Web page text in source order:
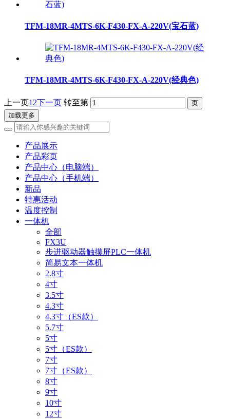
TFM-18MR-4MTS-6K-F430-FX-A-220V(宝石蓝)
TFM-18MR-4MTS-6K-F430-FX-A-220V(经典色)
上一页1 2下一页 转至第
加载更多
产品展示
产品彩页
产品中心（电脑端）
产品中心（手机端）
新品
特惠活动
温度控制
一体机
全部
FX3U
步进驱动器触摸屏PLC一体机
简易文本一体机
2.8寸
4寸
3.5寸
4.3寸
4.3寸（ES款）
5.7寸
5寸
5寸（ES款）
7寸
7寸（ES款）
8寸
9寸
10寸
12寸